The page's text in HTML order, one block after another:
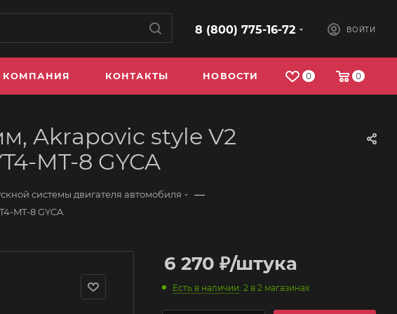
8 (800) 775-16-72 ВОЙТИ
0 0
КОМПАНИЯ КОНТАКТЫ НОВОСТИ
Akrapovic style V2
MT-8 GYCA
системы двигателя автомобиля —
MT-8 GYCA
6 270 ₽/штука
Есть в наличии: 2 в 2 магазинах